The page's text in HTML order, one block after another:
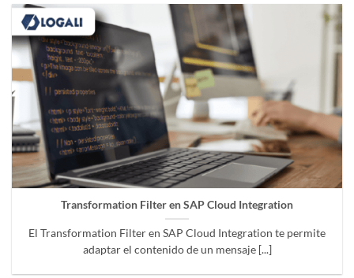
Transformation Filter en SAP Cloud Integration
El Transformation Filter en SAP Cloud Integration te permite
adaptar el contenido de un mensaje [...]